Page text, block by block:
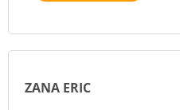
ZANA ERIC